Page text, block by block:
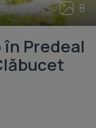
8
Predeal